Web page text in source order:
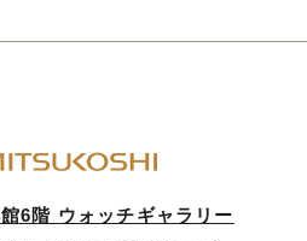
6階 ウォッチギャラリー